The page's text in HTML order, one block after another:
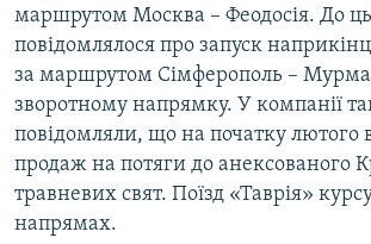
маршрутом Москва – Феодосія. До
повідомлялося про запуск
за маршрутом Сімферополь –
зворотному напрямку. У компанії
повідомляли, що на початку лютого
продаж на потяги до анексованого
травневих свят. Поїзд «Таврія»
напрямах.